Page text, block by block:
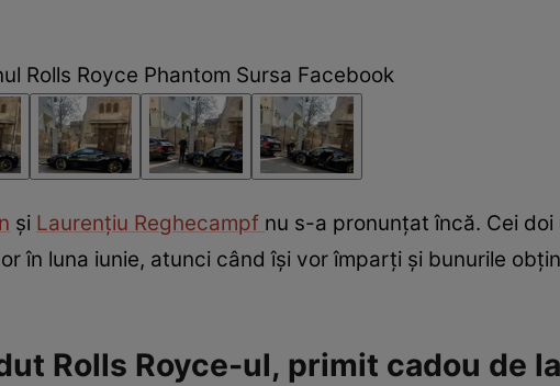
Rolls Royce Phantom Sursa Facebook
și Laurențiu Reghecampf nu s-a pronunțat încă. Cei doi
în luna iunie, atunci când își vor împarți și bunurile
Rolls Royce-ul, primit cadou de